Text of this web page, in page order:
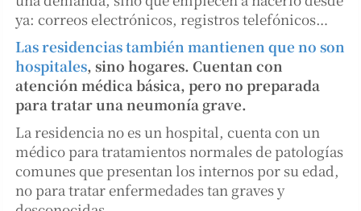
ya: correos electrónicos, registros telefónicos…
Las residencias también mantienen que no son
hospitales, sino hogares. Cuentan con
atención médica básica, pero no preparada
para tratar una neumonía grave.
La residencia no es un hospital, cuenta con un
médico para tratamientos normales de patologías
comunes que presentan los internos por su edad,
no para tratar enfermedades tan graves y